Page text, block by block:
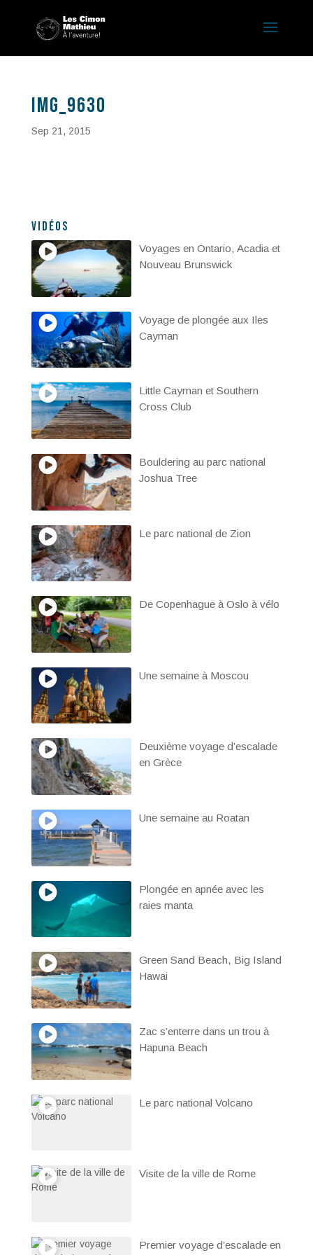
IMG_9630
Sep 21, 2015
Vidéos
Voyages en Ontario, Acadia et
Nouveau Brunswick
Voyage de plongée aux Iles
Cayman
Little Cayman et Southern
Cross Club
Bouldering au parc national
Joshua Tree
Le parc national de Zion
De Copenhague à Oslo à vélo
Une semaine à Moscou
Deuxième voyage d’escalade
en Grèce
Une semaine au Roatan
Plongée en apnée avec les
raies manta
Green Sand Beach, Big Island
Hawai
Zac s’enterre dans un trou à
Hapuna Beach
Le parc national Volcano
Visite de la ville de Rome
Premier voyage d’escalade en